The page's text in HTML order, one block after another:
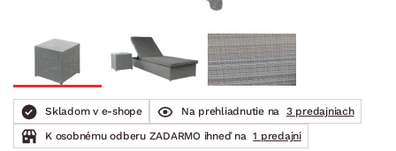
Skladom v e-shope Na prehliadnutie na
3 predajniach
K osobnému odberu ZADARMO ihneď na 1 predajni